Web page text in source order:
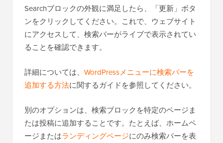
Searchブロックの外観に満足したら、「更新」ボタ
ンをクリックしてください。これで、ウェブサイト
にアクセスして、検索バーがライブで表示されてい
ることを確認できます。
詳細については、 WordPressメニューに検索バーを
追加する方法に関するガイドを参照してください。
別のオプションは、検索ブロックを特定のページま
たは投稿に追加することです。たとえば、ホームペ
ージまたはランディングページにのみ検索バーを表